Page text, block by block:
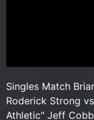
Singles Match
Roderick Strong
Athletic" Jeff